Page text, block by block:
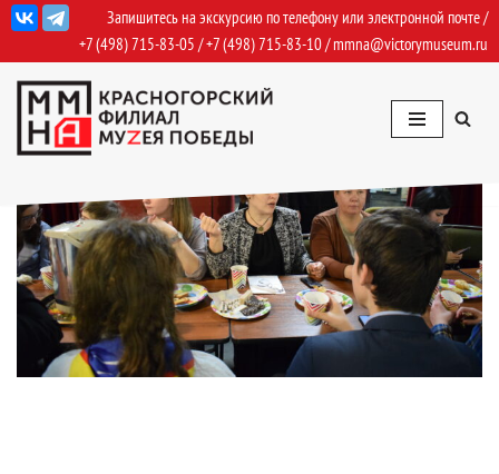
Перейти
к
содержимому
Запишитесь на экскурсию по телефону или электронной почте /
+7 (498) 715-83-05 /+7 (498) 715-83-10/mmna@victorymuseum.ru